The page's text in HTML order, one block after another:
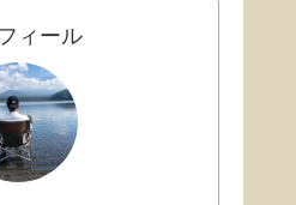
ィール